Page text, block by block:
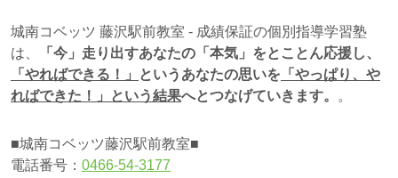
城南コベッツ 藤沢駅前教室 - 成績保証の個別指導学習塾
は、
「今」走り出すあなたの「本気」をとことん応援し、
「やればできる！」
というあなたの思いを 「やっぱり、や
ればできた！」
という結果へとつなげていきます。 。
■城南コベッツ藤沢駅前教室■
電話番号： 0466-54-3177